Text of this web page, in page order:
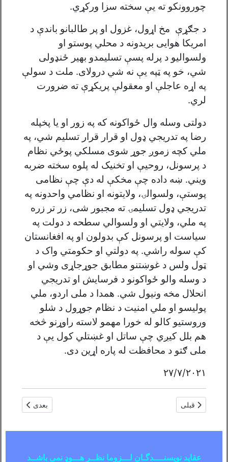
چوروونکو ته یې سخته سزا ورکړي.
د جګړې مخ اړول، غزول او پر طالبانو باندې د
امریکا هوایی بریدونه د محلي پوستو او
ولسوالیو د پرله پسې تسلیمدو بهیر ځنډولی
شي، خو په ټپه یې نه شي درولای. ملت د سولې
په اړه عاجلې او معقولې پریکړې ته ضرورت
لري.
دولتی وسله وال ځواکونه که په زور او یا پخپله
رضا په تدریجي ډول او قرار قرار تسلیم شي، په
ملي کچه زموږ جوړ شوی مسلکي پوځي نظام
د پرسونل، روحیې او تخنیک له پلوه سخته ضربه
ویني. ښه داده چې مخکې له دې چې نظامی
پوستې، ولسوالۍ، ولایتونه او نظامي واحدونه په
تدریجي ډول تسلیمۍ ته مجبور شی، زر تر زره
په ملي، ولایتي او ولسوالي سطحه د دولت په
سیاست او پرسونل کې بدولون او په افغانستان
کې سوله راشي. په دولتي او حکومتي واک د
ټول ولس د غوښتنو مطابق جوړجاړی وشي او
د وسله والو ځواکونو د فرسایش او تدریجي
انحلال مخه ونیول شي. همدا د ملی اردو، ملي
پولیسو او ملي امنیت د نظام جوړول د شلو
وروستیو کالو له خورا مهمو لاسته راوړنو څخه
هم بلل کیږي چې ساتل او غښتلي کول یې د
ملی ګتو د محافظت له پاره اړین دی.
۲۷/۷/۲۰۲۱
مطلب قبلی: ولې ولسوالۍ پرله پسې طالبانو ته تسليميږي؟/نور
قبلی مطلب بعدی:
بعدی
عقاید نویسنــــدگـان لـــزوما نظــر هـــوډ نمی باشــد